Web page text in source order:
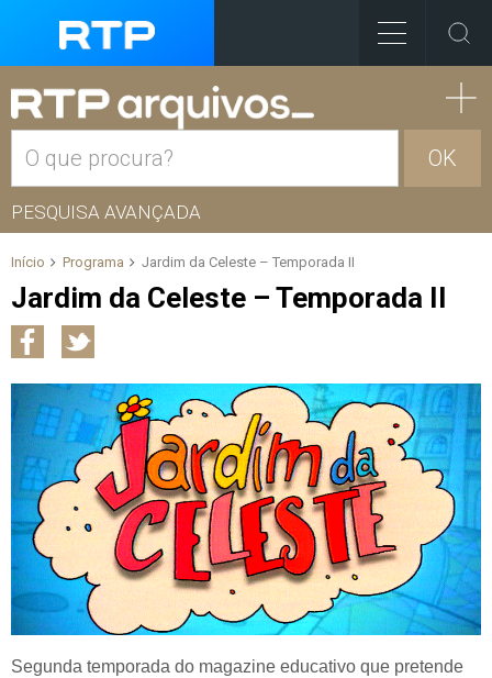
OK
PESQUISA AVANÇADA
Início Programa Jardim da Celeste – Temporada II
Jardim da Celeste – Temporada II
Segunda temporada do magazine educativo que pretende